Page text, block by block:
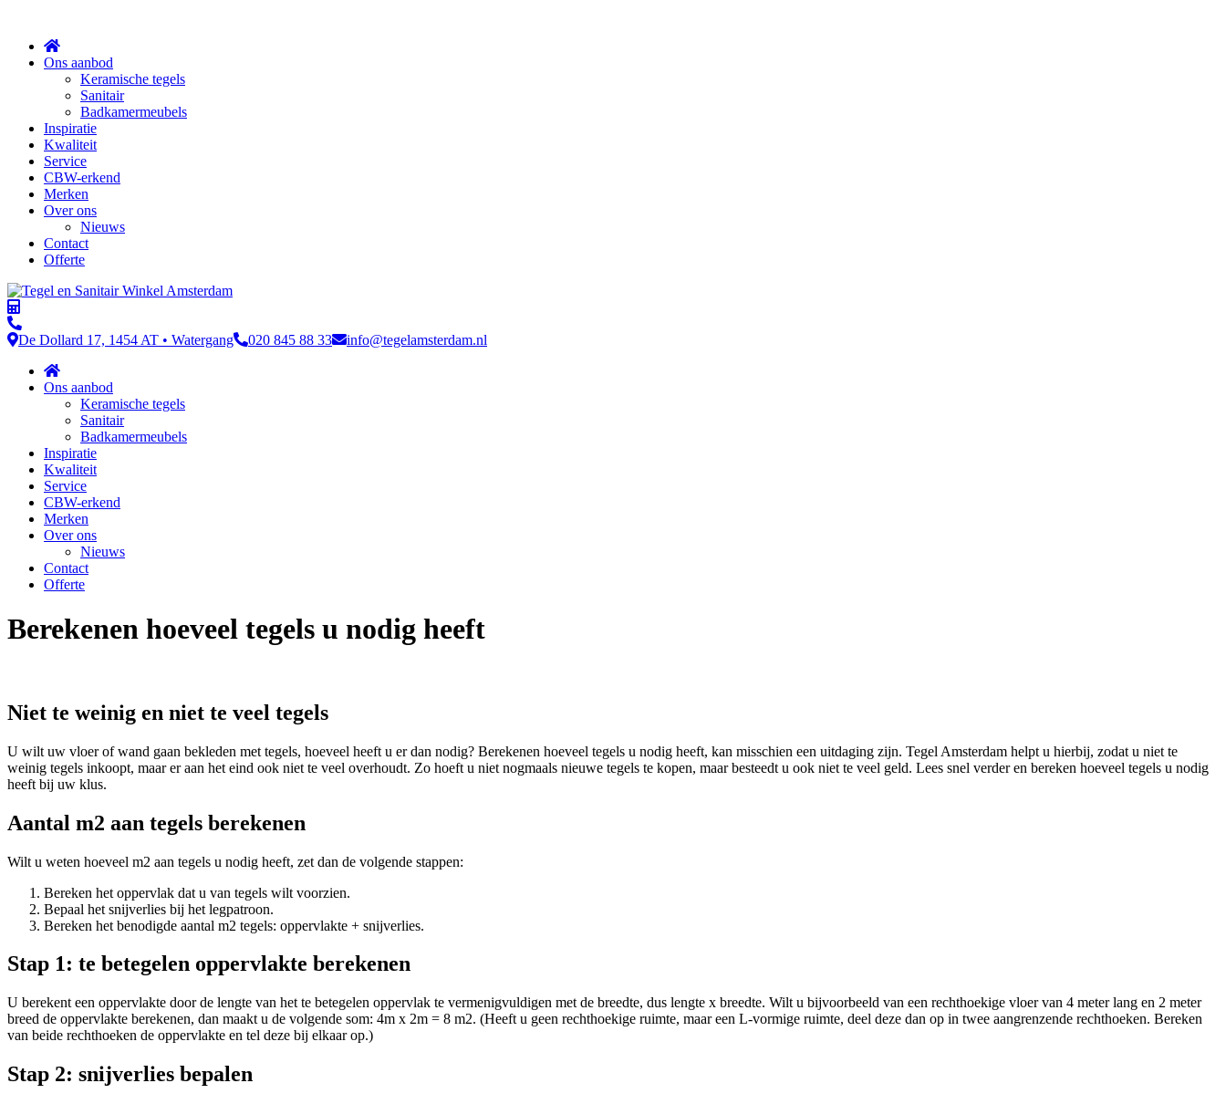
Ons aanbod
Keramische tegels
Sanitair
Badkamermeubels
Inspiratie
Kwaliteit
Service
CBW-erkend
Merken
Over ons
Nieuws
Contact
Offerte
De Dollard 17, 1454 AT • Watergang 020 845 88 33 info@tegelamsterdam.nl
Ons aanbod
Keramische tegels
Sanitair
Badkamermeubels
Inspiratie
Kwaliteit
Service
CBW-erkend
Merken
Over ons
Nieuws
Contact
Offerte
Berekenen hoeveel tegels u nodig heeft
Niet te weinig en niet te veel tegels
U wilt uw vloer of wand gaan bekleden met tegels, hoeveel heeft u er dan nodig? Berekenen hoeveel tegels u nodig heeft, kan misschien een uitdaging zijn. Tegel Amsterdam helpt u hierbij, zodat u niet te
weinig tegels inkoopt, maar er aan het eind ook niet te veel overhoudt. Zo hoeft u niet nogmaals nieuwe tegels te kopen, maar besteedt u ook niet te veel geld. Lees snel verder en bereken hoeveel tegels u nodig
heeft bij uw klus.
Aantal m2 aan tegels berekenen
Wilt u weten hoeveel m2 aan tegels u nodig heeft, zet dan de volgende stappen:
Bereken het oppervlak dat u van tegels wilt voorzien.
Bepaal het snijverlies bij het legpatroon.
Bereken het benodigde aantal m2 tegels: oppervlakte + snijverlies.
Stap 1: te betegelen oppervlakte berekenen
U berekent een oppervlakte door de lengte van het te betegelen oppervlak te vermenigvuldigen met de breedte, dus lengte x breedte. Wilt u bijvoorbeeld van een rechthoekige vloer van 4 meter lang en 2 meter
breed de oppervlakte berekenen, dan maakt u de volgende som: 4m x 2m = 8 m2. (Heeft u geen rechthoekige ruimte, maar een L-vormige ruimte, deel deze dan op in twee aangrenzende rechthoeken. Bereken
van beide rechthoeken de oppervlakte en tel deze bij elkaar op.)
Stap 2: snijverlies bepalen